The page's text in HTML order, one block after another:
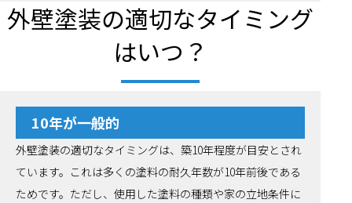
外壁塗装の適切なタイミング
はいつ？
10年が一般的
外壁塗装の適切なタイミングは、築10年程度が目安とされ
ています。これは多くの塗料の耐久年数が10年前後である
ためです。ただし、使用した塗料の種類や家の立地条件に